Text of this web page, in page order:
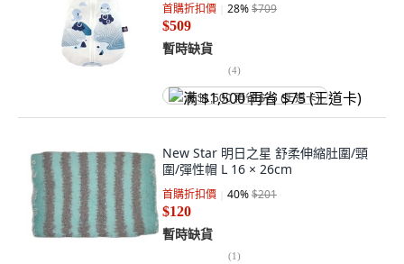
首購折扣價 28%$709
$509
暫時缺貨
(4)
满 $1,500 再省 $75 (王道卡)
New Star 明日之星 舒柔伸縮肚圍/頸
圍/彈性帽 L 16 × 26cm
首購折扣價 40%$201
$120
暫時缺貨
(1)